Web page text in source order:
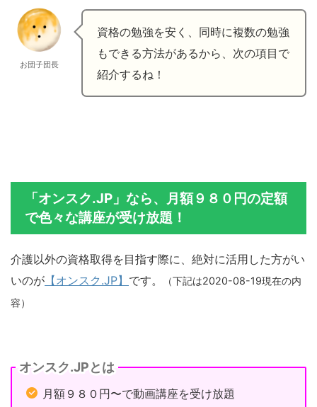
お団子団長
資格の勉強を安く、同時に複数の勉強
もできる方法があるから、次の項目で
紹介するね！
「オンスク.JP」なら、月額９８０円の定額
で色々な講座が受け放題！
介護以外の資格取得を目指す際に、絶対に活用した方がい
いのが 【オンスク.JP】 です。
（下記は2020-08-19現在の内
容）
オンスク.JPとは
月額９８０円〜で動画講座を受け放題